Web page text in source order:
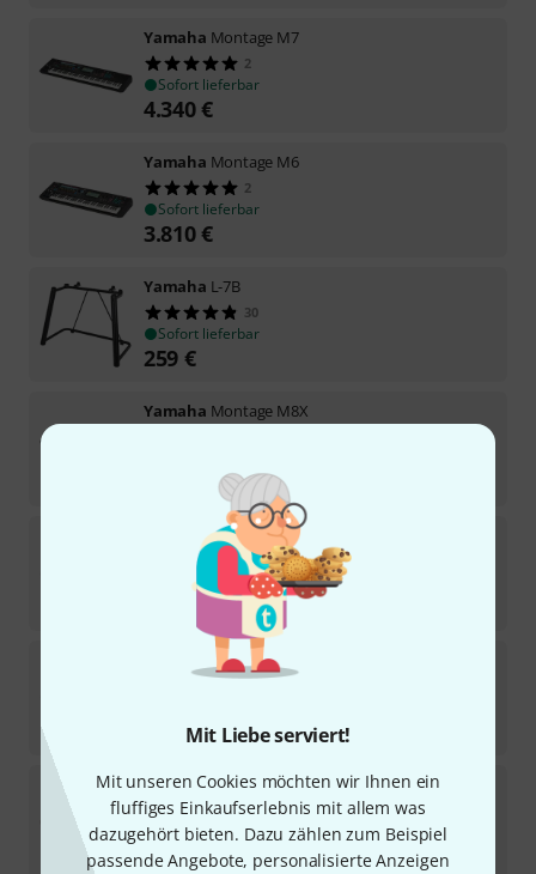
Mit Liebe serviert!
Mit unseren Cookies möchten wir Ihnen ein
fluffiges Einkaufserlebnis mit allem was
dazugehört bieten. Dazu zählen zum Beispiel
passende Angebote, personalisierte Anzeigen
Yamaha Montage M7
2
Sofort lieferbar
4.340€
Yamaha Montage M6
2
Sofort lieferbar
3.810€
Yamaha L-7B
30
Sofort lieferbar
259 €
Yamaha Montage M8X
YamahaReface DX Decksaver Set
Sofort lieferbar
Reface CS Decksaver Set
€
YamahaReface YC Decksaver Set
Sofort lieferbar
396 €